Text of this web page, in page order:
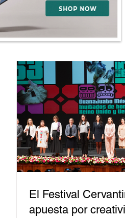
El Festival
apuesta por